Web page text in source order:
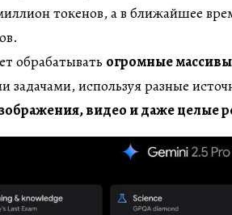
токенов, а в ближайшее
обрабатывать огромные
задачами, используя разные
видео и даже целые